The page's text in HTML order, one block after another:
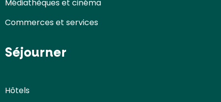
Médiathèques et cinéma
Commerces et services
Séjourner
Hôtels